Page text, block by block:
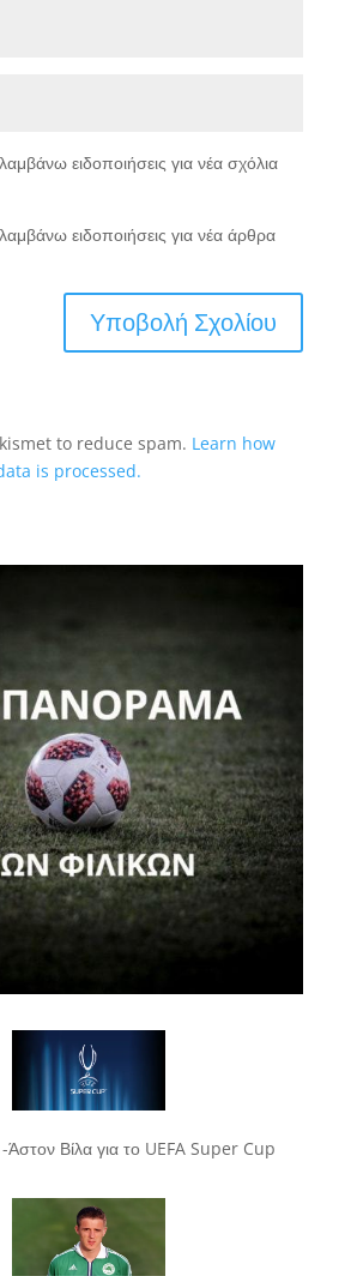
ειδοποιήσεις για νέα σχόλια
ειδοποιήσεις για νέα άρθρα
to reduce spam. Learn how
is processed.
Άστον Βίλα για το UEFA Super Cup